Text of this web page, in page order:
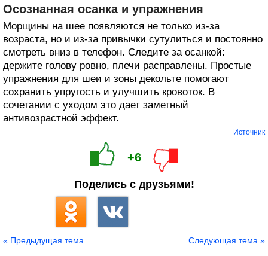
Осознанная осанка и упражнения
Морщины на шее появляются не только из-за
возраста, но и из-за привычки сутулиться и постоянно
смотреть вниз в телефон. Следите за осанкой:
держите голову ровно, плечи расправлены. Простые
упражнения для шеи и зоны декольте помогают
сохранить упругость и улучшить кровоток. В
сочетании с уходом это дает заметный
антивозрастной эффект.
Источник
+6
Поделись с друзьями!
« Предыдущая тема Следующая тема »